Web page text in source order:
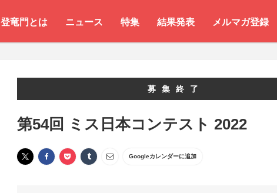
登竜門とは ニュース 特集 結果発表 メルマガ登録
募集終了
第54回 ミス日本コンテスト 2022
Googleカレンダーに追加